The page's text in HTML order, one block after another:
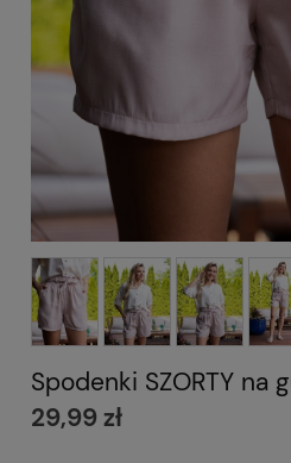
Spodenki SZORTY na
29,99 zł